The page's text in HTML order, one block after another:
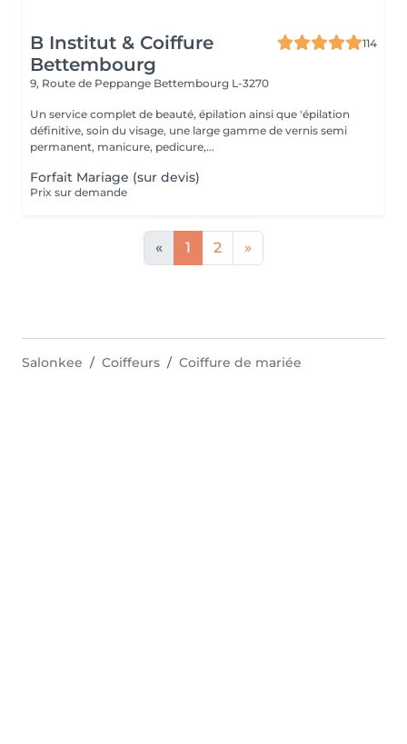
B Institut & Coiffure
Bettembourg
114
9, Route de Peppange Bettembourg L-3270
Un service complet de beauté, épilation ainsi que 'épilation
définitive, soin du visage, une large gamme de vernis semi
permanent, manicure, pedicure,...
Forfait Mariage (sur devis)
Prix sur demande
« 1 2 »
Salonkee Coiffeurs Coiffure de mariée